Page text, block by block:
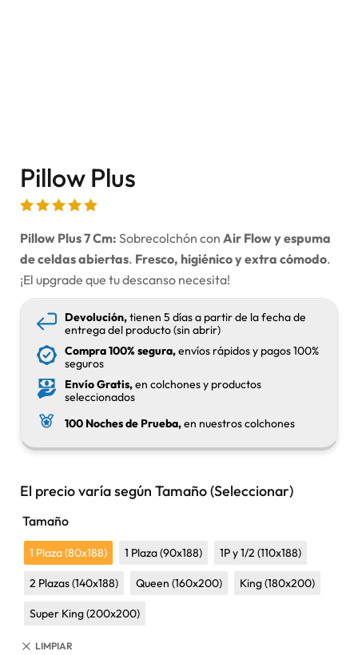
Pillow Plus
Pillow Plus 7 Cm: Sobrecolchón con Air Flow y espuma
de celdas abiertas. Fresco, higiénico y extra cómodo.
¡El upgrade que tu descanso necesita!
Devolución,tienen 5 días a partir de la fecha de
entrega del producto (sin abrir)
Compra 100% segura,envíos rápidos y pagos 100%
seguros
Envío Gratis,en colchones y productos
seleccionados
100 Noches de Prueba,en nuestros colchones
El precio varía según Tamaño (Seleccionar)
Tamaño
1 Plaza (80x188) 1 Plaza (90x188) 1P y 1/2 (110x188)
2 Plazas (140x188) Queen (160x200) King (180x200)
Super King (200x200)
LIMPIAR